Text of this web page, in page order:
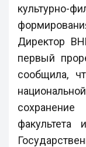
Директор
первый
сообщила,
факультета